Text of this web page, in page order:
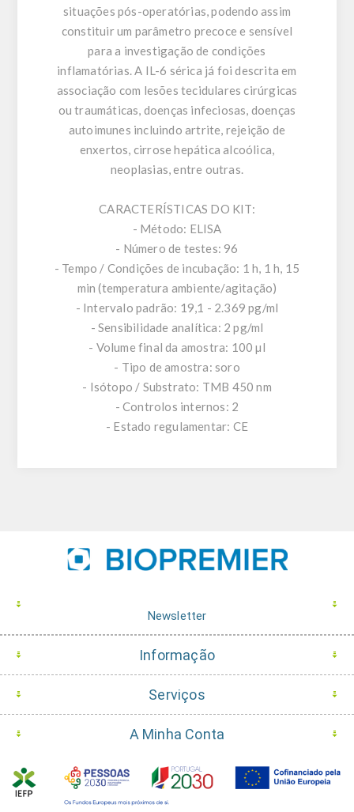
situações pós-operatórias, podendo assim
constituir um parâmetro precoce e sensível
para a investigação de condições
inflamatórias. A IL-6 sérica já foi descrita em
associação com lesões tecidulares cirúrgicas
ou traumáticas, doenças infeciosas, doenças
autoimunes incluindo artrite, rejeição de
enxertos, cirrose hepática alcoólica,
neoplasias, entre outras.
CARACTERÍSTICAS DO KIT:
- Método: ELISA
- Número de testes: 96
- Tempo / Condições de incubação: 1 h, 1 h, 15
min (temperatura ambiente/agitação)
- Intervalo padrão: 19,1 - 2.369 pg/ml
- Sensibilidade analítica: 2 pg/ml
- Volume final da amostra: 100 µl
- Tipo de amostra: soro
- Isótopo / Substrato: TMB 450 nm
- Controlos internos: 2
- Estado regulamentar: CE
Newsletter
Informação
Serviços
A Minha Conta